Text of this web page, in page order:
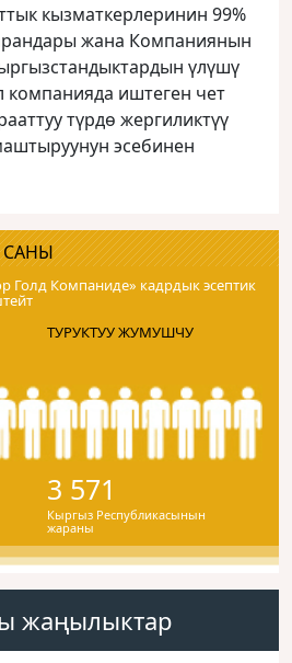
кызматкерлеринин 99%
жана Компаниянын
үлүшү
компанияда иштеген чет
түрдө жергиликтүү
эсебинен
Голд Компаниде» кадрдык эсептик
ТУРУКТУУ ЖУМУШЧУ
3 571
Кыргыз Республикасынын
жараны
жаңылыктар